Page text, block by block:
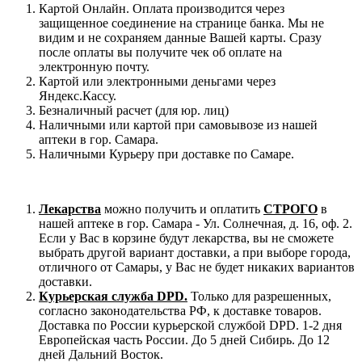
Картой Онлайн. Оплата производится через
защищенное соединение на странице банка. Мы не
видим и не сохраняем данные Вашей карты. Сразу
после оплаты вы получите чек об оплате на
электронную почту.
Картой или электронными деньгами через
Яндекс.Кассу.
Безналичный расчет (для юр. лиц)
Наличными или картой при самовывозе из нашей
аптеки в гор. Самара.
Наличными Курьеру при доставке по Самаре.
Лекарства можно получить и оплатить СТРОГО в
нашей аптеке в гор. Самара - Ул. Солнечная, д. 16, оф. 2.
Если у Вас в корзине будут лекарства, вы не сможете
выбрать другой вариант доставки, а при выборе города,
отличного от Самары, у Вас не будет никаких вариантов
доставки.
Курьерская служба DPD. Только для разрешенных,
согласно законодательства РФ, к доставке товаров.
Доставка по России курьерской службой DPD. 1-2 дня
Европейская часть России. До 5 дней Сибирь. До 12
дней Дальний Восток.